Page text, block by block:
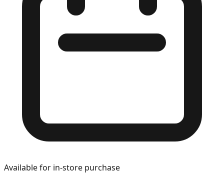
Available for in-store purchase